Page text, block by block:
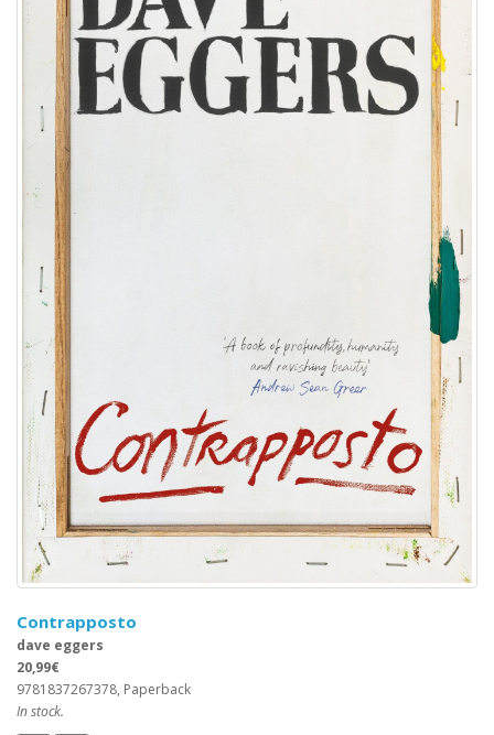
Contrapposto
dave eggers
20,99€
9781837267378, Paperback
In stock.